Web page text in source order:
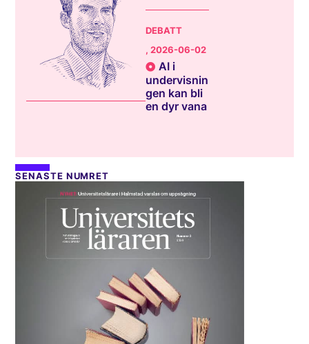
DEBATT
, 2026-06-02
AI i
undervisnin
gen kan bli
en dyr vana
SENASTE NUMRET